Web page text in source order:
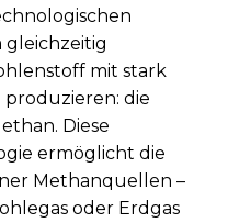
gleichzeitig
mit stark
produzieren: die
Diese
ermöglicht die
Methanquellen –
oder Erdgas